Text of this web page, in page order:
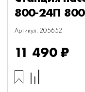
800-24П
Артикул: 205652
11 490 ₽